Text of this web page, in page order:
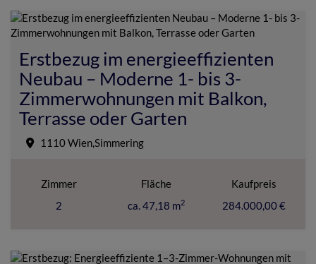
Erstbezug im energieeffizienten
Neubau – Moderne 1- bis 3-
Zimmerwohnungen mit Balkon,
Terrasse oder Garten
1110 Wien,Simmering
Zimmer
2
Fläche
ca. 47,18 m2
Kaufpreis
284.000,00 €